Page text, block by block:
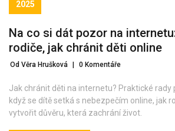
2025
Na co si dát pozor na
rodiče, jak chránit děti online
Od Věra Hrušková 0 Komentáře
Jak chránit děti na internetu? Praktické rady
když se dítě setká s nebezpečím online, jak
vytvořit důvěru, která zachrání život.